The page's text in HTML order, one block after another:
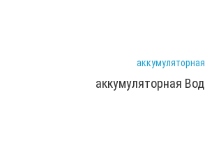
аккумуляторная